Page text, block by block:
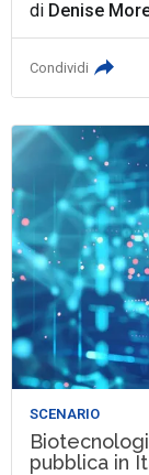
di Denise
Condividi
SCENARIO
pubblica in